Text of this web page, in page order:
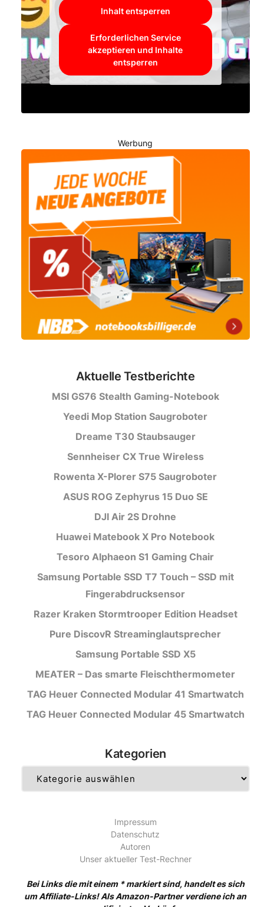
Inhalt entsperren
Erforderlichen Service
akzeptieren und Inhalte
entsperren
Werbung
Aktuelle Testberichte
MSI GS76 Stealth Gaming-Notebook
Yeedi Mop Station Saugroboter
Dreame T30 Staubsauger
Sennheiser CX True Wireless
Rowenta X-Plorer S75 Saugroboter
ASUS ROG Zephyrus 15 Duo SE
DJI Air 2S Drohne
Huawei Matebook X Pro Notebook
Tesoro Alphaeon S1 Gaming Chair
Samsung Portable SSD T7 Touch – SSD mit
Fingerabdrucksensor
Razer Kraken Stormtrooper Edition Headset
Pure DiscovR Streaminglautsprecher
Samsung Portable SSD X5
MEATER – Das smarte Fleischthermometer
TAG Heuer Connected Modular 41 Smartwatch
TAG Heuer Connected Modular 45 Smartwatch
Kategorien
Impressum
Datenschutz
Autoren
Unser aktueller Test-Rechner
Bei Links die mit einem * markiert sind, handelt es sich
um Affiliate-Links! Als Amazon-Partner verdiene ich an